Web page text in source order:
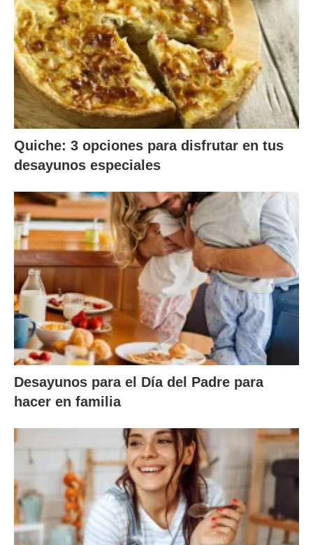
Quiche: 3 opciones para disfrutar en tus
desayunos especiales
Desayunos para el Día del Padre para
hacer en familia